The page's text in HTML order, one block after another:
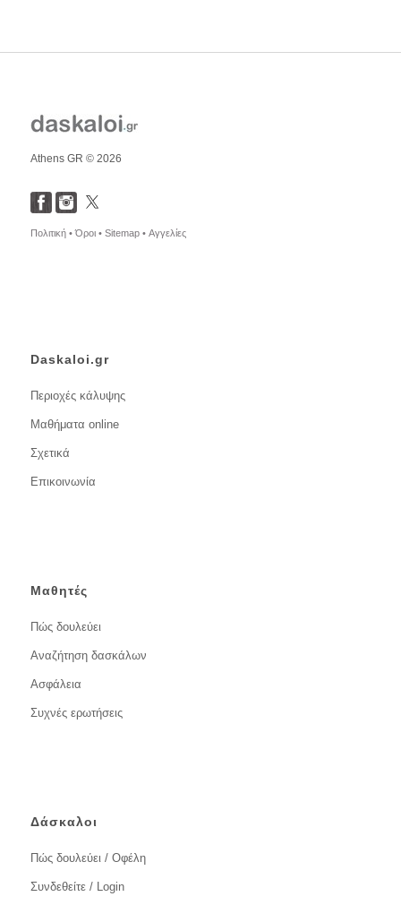
Athens GR © 2026
Πολιτική •Όροι • Sitemap • Αγγελίες
Daskaloi.gr
Περιοχές κάλυψης
Μαθήματα online
Σχετικά
Επικοινωνία
Μαθητές
Πώς δουλεύει
Αναζήτηση δασκάλων
Ασφάλεια
Συχνές ερωτήσεις
Δάσκαλοι
Πώς δουλεύει / Οφέλη
Συνδεθείτε / Login